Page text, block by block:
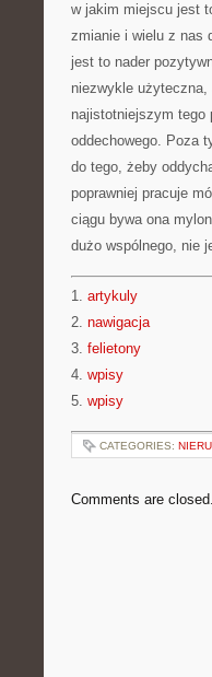
w jakim miejscu jest
zmianie i wielu z nas
jest to nader
niezwykle użyteczna,
najistotniejszym tego
oddechowego. Poza
do tego, żeby
poprawniej pracuje
ciągu bywa ona
dużo wspólnego, nie
1. artykuly
2. nawigacja
3. felietony
4. wpisy
5. wpisy
CATEGORIES:
Comments are closed.